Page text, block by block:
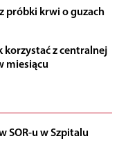
próbki krwi o guzach
korzystać z centralnej
miesiącu
SOR-u w Szpitalu